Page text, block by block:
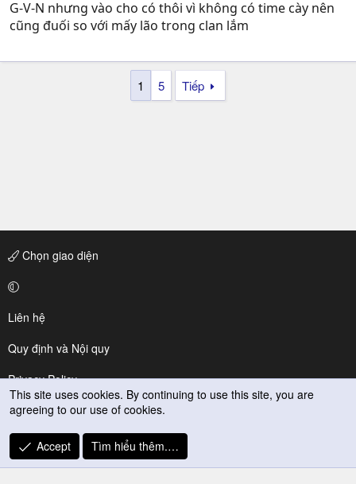
G-V-N nhưng vào cho có thôi vì không có time cày nên
cũng đuối so với mấy lão trong clan lắm
1 5 Tiếp
Chọn giao diện
Liên hệ
Quy định và Nội quy
Privacy Policy
Trợ giúp
R
S
This site uses cookies. By continuing to use this site, you are
agreeing to our use of cookies.
Accept Tìm hiểu thêm.…